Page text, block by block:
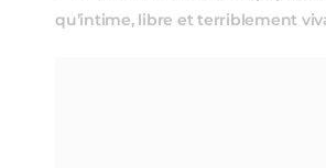
qu’intime, libre et terriblement